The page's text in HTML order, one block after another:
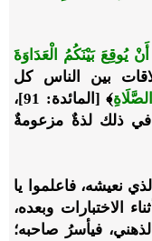
يُوقِعَ بَيْنَكُمُ الْعَدَاوَةَ
العلاقات بين الناس كل
﴾
[المائدة: 91]،
في ذلك لذةٌ مزعومةٌ
نعيشه، فاعلموا يا
الاختبارات وبعده،
فيأسرُ صاحبه؛